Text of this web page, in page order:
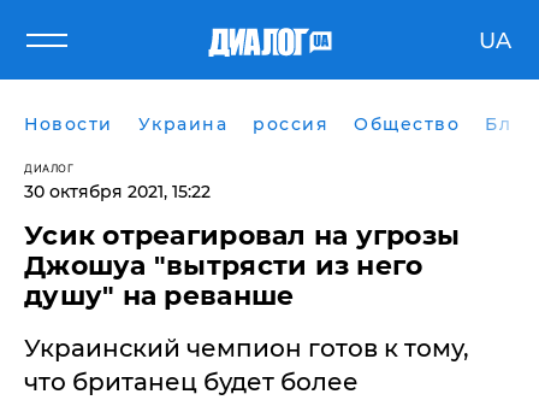
UA
Новости Украина россия Общество
ДИАЛОГ
30 октября 2021, 15:22
Усик отреагировал на угрозы
Джошуа "вытрясти из него
душу" на реванше
Украинский чемпион готов к тому,
что британец будет более